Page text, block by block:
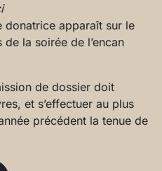
donatrice apparaît sur le
de la soirée de l’encan
de dossier doit
et s’effectuer au plus
précédent la tenue de